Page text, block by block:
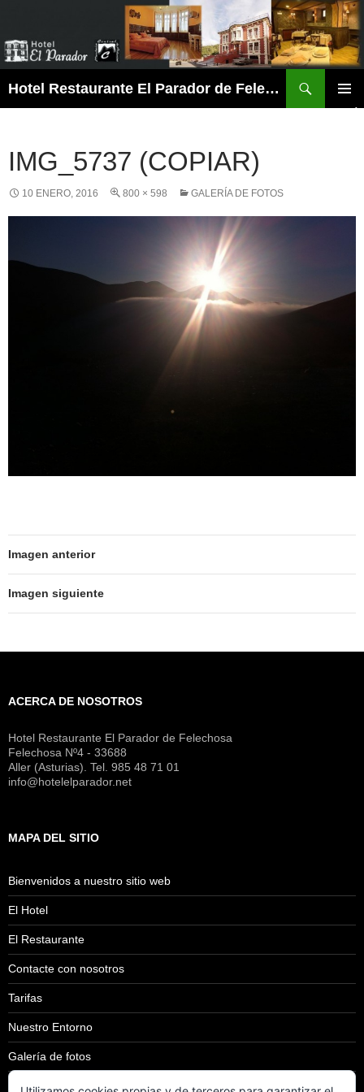
Hotel Restaurante El Parador de Felechosa
IMG_5737 (COPIAR)
10 ENERO, 2016 800 × 598 GALERÍA DE FOTOS
Imagen anterior
Imagen siguiente
ACERCA DE NOSOTROS
Hotel Restaurante El Parador de Felechosa
Felechosa Nº4 - 33688
Aller (Asturias). Tel. 985 48 71 01
info@hotelelparador.net
MAPA DEL SITIO
Bienvenidos a nuestro sitio web
El Hotel
El Restaurante
Contacte con nosotros
Tarifas
Nuestro Entorno
Galería de fotos
Aviso Legal